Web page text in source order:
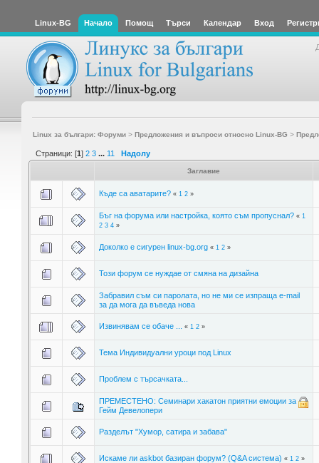
Linux-BG Начало Помощ Търси Календар Вход
Linux за българи: Форуми> Предложения и въпроси относно Linux-BG >
Страници: [1] 2 3 ... 11 Надолу
Заглавие
Къде са аватарите? « 1 2»
Бъг на форума или настройка, която съм пропуснал? « 1
2 3 4»
Доколко е сигурен linux-bg.org « 1 2»
Този форум се нуждае от смяна на дизайна
Забравил съм си паролата, но не ми се изпраща e-mail
за да мога да въведа нова
Извинявам се обаче ... « 1 2»
Тема Индивидуални уроци под Linux
Проблем с търсачката...
ПРЕМЕСТЕНО: Семинари хакатон приятни емоции за
Гейм Девелопери
Разделът "Хумор, сатира и забава"
Искаме ли askbot базиран форум? (Q&A система) « 1 2»